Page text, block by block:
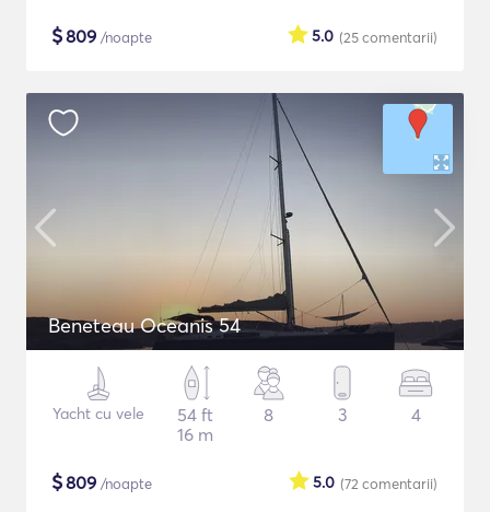
$809 /noapte (25comentarii)
5.0
Beneteau Oceanis 54
Yacht cu vele
54 ft
16 m
8 3 4
$809 /noapte (72 comentarii)
5.0